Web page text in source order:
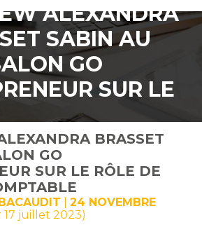
ALEXANDRA
SABIN AU
GO
SUR LE
L’EXPERT-
BRASSET
GO
SUR LE RÔLE DE
|24 NOVEMBRE
17 juillet 2023)